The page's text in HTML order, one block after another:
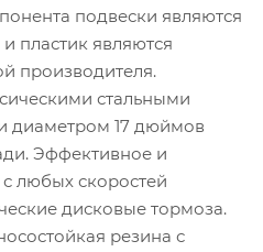
подвески являются
пластик являются
производителя.
стальными
диаметром 17 дюймов
Эффективное и
любых скоростей
дисковые тормоза.
резина с